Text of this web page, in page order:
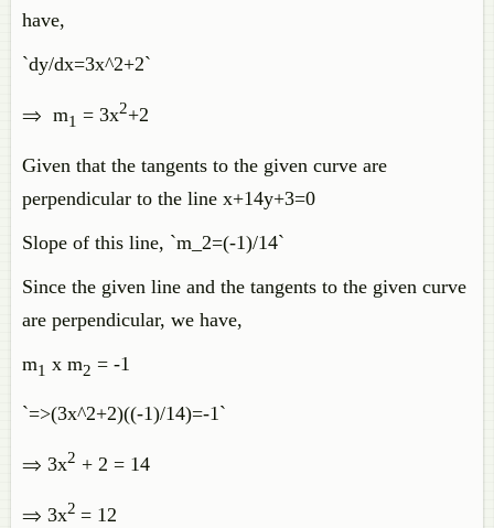
have,
`dy/dx=3x^2+2`
⇒ m1 = 3x2+2
Given that the tangents to the given curve are
perpendicular to the line x+14y+3=0
Slope of this line, `m_2=(-1)/14`
Since the given line and the tangents to the given curve
are perpendicular, we have,
m1 x m2 = -1
`=>(3x^2+2)((-1)/14)=-1`
⇒ 3x2 + 2 = 14
⇒ 3x2 = 12